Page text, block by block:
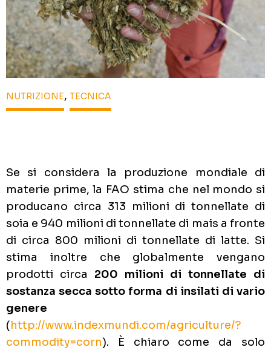
NUTRIZIONE, TECNICA
Se si considera la produzione mondiale di
materie prime, la FAO stima che nel mondo si
producano circa 313 milioni di tonnellate di
soia e 940 milioni di tonnellate di mais a fronte
di circa 800 milioni di tonnellate di latte. Si
stima inoltre che globalmente vengano
prodotti circa 200 milioni di tonnellate di
sostanza secca sotto forma di insilati di vario
genere
(http://www.indexmundi.com/agriculture/?
commodity=corn). È chiaro come da solo